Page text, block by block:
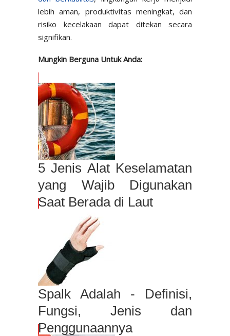
lebih aman, produktivitas meningkat, dan
risiko kecelakaan dapat ditekan secara
signifikan.
Mungkin Berguna Untuk Anda:
5 Jenis Alat Keselamatan
yang Wajib Digunakan
Saat Berada di Laut
Spalk Adalah - Definisi,
Fungsi, Jenis dan
Penggunaannya